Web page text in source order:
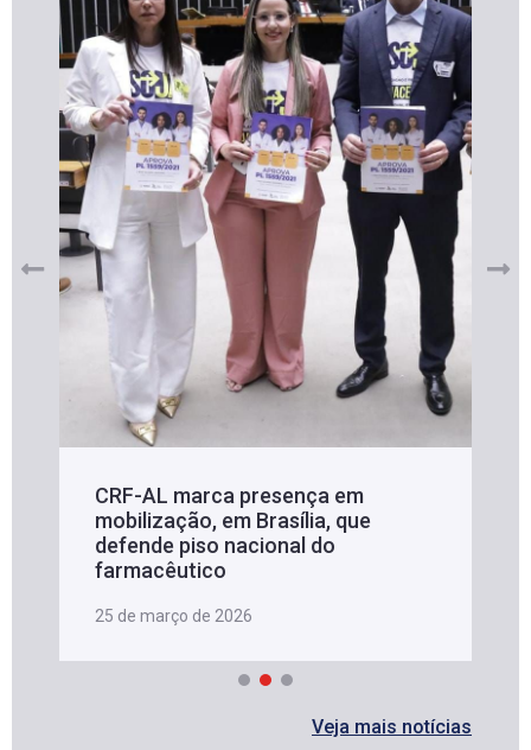
CRF-AL marca presença em
mobilização, em Brasília, que
defende piso nacional do
farmacêutico
25 de março de 2026
Veja mais notícias